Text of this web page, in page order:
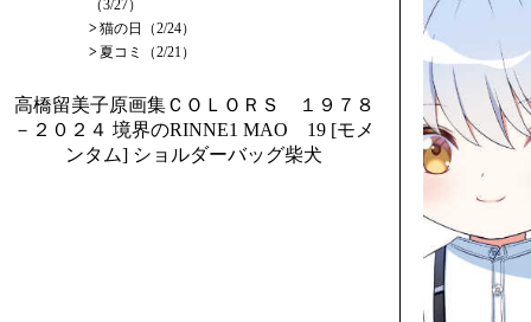
（3/27）
>猫の日（2/24）
>夏コミ（2/21）
高橋留美子原画集ＣＯＬＯＲＳ １９７８
－２０２４ 境界のRINNE1 MAO 19 [モメ
ンタム] ショルダーバッグ柴犬